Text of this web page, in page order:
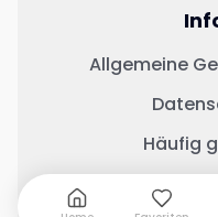
Allgemeine
Häufig